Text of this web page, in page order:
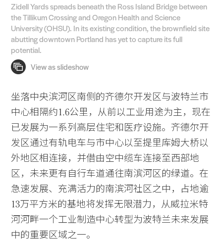
Zidell Yards spreads beneath the Ross Island Bridge between
the Tillikum Crossing and Oregon Health and Science
University (OHSU). In its existing condition, the brownfield site
abutting downtown Portland has yet to capture its full
potential.
坐落中央滨河区南侧的齐德尔开发区与波特兰市
中心相隔约1.6公里，从前以工业用途为主，现在
已发展为一系列高层住宅和医疗设施。齐德尔开
发区通过有轨电车与市中心以至提里库姆大桥以
外地区相连接，并借由空中缆车连接至西部地
区，未来更有自行车道通往南滨河区的绿道。在
急速发展、充满活力的南滨河社区之中，占地逾
13万平方米的基地将发挥无限潜力，从威拉米特
河河畔一个工业制造中心转型为波特兰未来发展
中的重要区域之一。